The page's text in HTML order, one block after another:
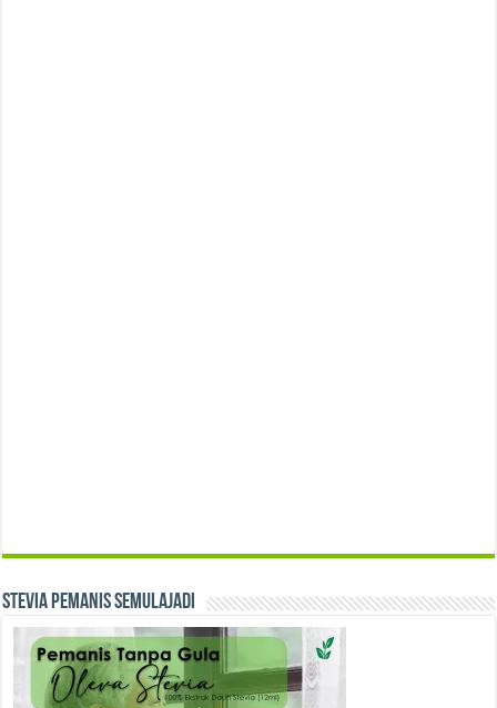
Stevia Pemanis Semulajadi